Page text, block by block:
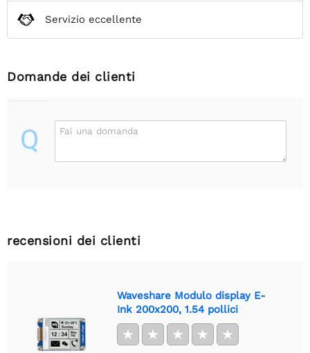
Servizio eccellente
Domande dei clienti
Q Fai una domanda
recensioni dei clienti
Waveshare Modulo display E-
Ink 200x200, 1.54 pollici
★ ★ ★ ★ ★